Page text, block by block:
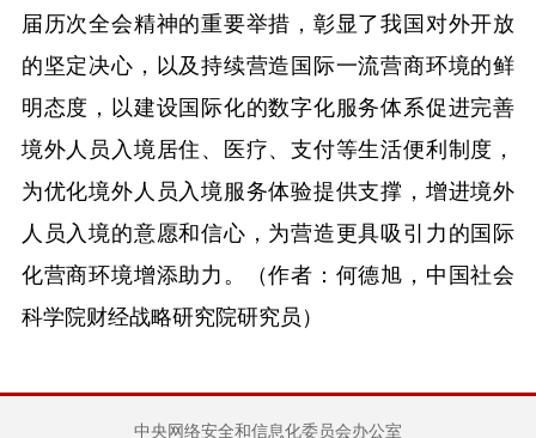
届历次全会精神的重要举措，彰显了我国对外开放
的坚定决心，以及持续营造国际一流营商环境的鲜
明态度，以建设国际化的数字化服务体系促进完善
境外人员入境居住、医疗、支付等生活便利制度，
为优化境外人员入境服务体验提供支撑，增进境外
人员入境的意愿和信心，为营造更具吸引力的国际
化营商环境增添助力。
（作者：何德旭，中国社会
科学院财经战略研究院研究员）
中央网络安全和信息化委员会办公室